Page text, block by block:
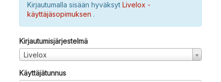
Kirjautumalla sisään hyväksyt Livelox -
käyttäjäsopimuksen .
Kirjautumisjärjestelmä
Livelox
Käyttäjätunnus